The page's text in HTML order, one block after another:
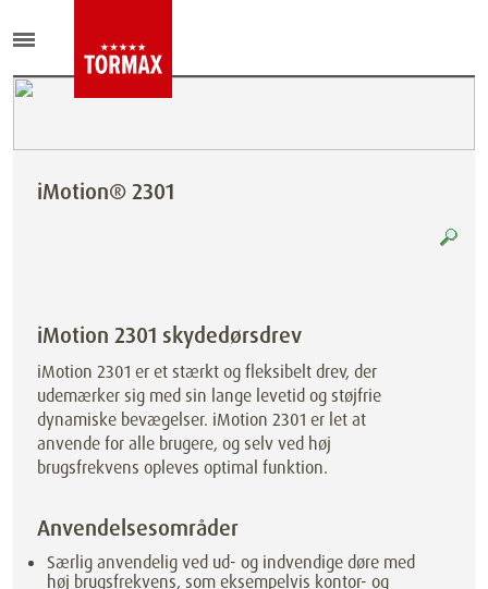
iMotion® 2301
iMotion 2301 skydedørsdrev
iMotion 2301 er et stærkt og fleksibelt drev, der
udemærker sig med sin lange levetid og støjfrie
dynamiske bevægelser. iMotion 2301 er let at
anvende for alle brugere, og selv ved høj
brugsfrekvens opleves optimal funktion.
Anvendelsesområder
Særlig anvendelig ved ud- og indvendige døre med
høj brugsfrekvens, som eksempelvis kontor- og